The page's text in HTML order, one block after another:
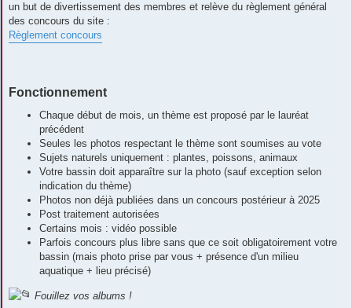
un but de divertissement des membres et relève du règlement général
des concours du site :
Règlement concours
Fonctionnement
Chaque début de mois, un thème est proposé par le lauréat
précédent
Seules les photos respectant le thème sont soumises au vote
Sujets naturels uniquement : plantes, poissons, animaux
Votre bassin doit apparaître sur la photo (sauf exception selon
indication du thème)
Photos non déjà publiées dans un concours postérieur à 2025
Post traitement autorisées
Certains mois : vidéo possible
Parfois concours plus libre sans que ce soit obligatoirement votre
bassin (mais photo prise par vous + présence d'un milieu
aquatique + lieu précisé)
Fouillez vos albums !